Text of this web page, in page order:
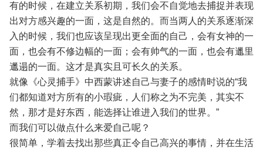
有的时候，在建立关系初期，我们会不自觉地去捕捉并表现
出对方感兴趣的一面，这是自然的。而当两人的关系逐渐深
入的时候，我们也应该呈现出更全面的自己，会有女神的一
面，也会有不修边幅的一面；会有帅气的一面，也会有邋里
邋遢的一面。这才是真实且可长久的关系。
就像《心灵捕手》中西蒙讲述自己与妻子的感情时说的“我
们都知道对方所有的小瑕疵，人们称之为不完美，其实不
然，那才是好东西，能选择让谁进入我们的世界。”
而我们可以做点什么来爱自己呢？
很简单，学着去找出那些真正令自己高兴的事情，并在生活